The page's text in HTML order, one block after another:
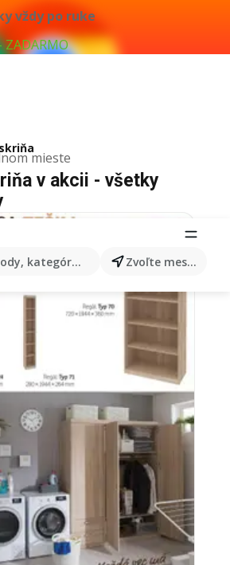
vždy po ruke
mieste
kategórie, produkty... Zvoľte mesto
v akcii - všetky